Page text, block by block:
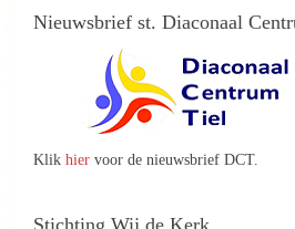
Nieuwsbrief st. Diaconaal
Klik hier voor de nieuwsbrief DCT.
Stichting Wij de Kerk